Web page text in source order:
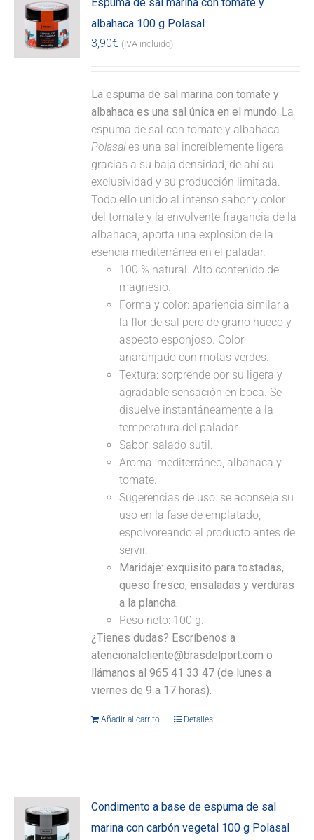
Espuma de sal marina con tomate y
albahaca 100 g Polasal
3,90€ (IVA incluido)
La espuma de sal marina con tomate y
albahaca es una sal única en el mundo. La
espuma de sal con tomate y albahaca
Polasales una sal increíblemente ligera
gracias a su baja densidad, de ahí su
exclusividad y su producción limitada.
Todo ello unido al intenso sabor y color
del tomate y la envolvente fragancia de la
albahaca, aporta una explosión de la
esencia mediterránea en el paladar.
100 % natural. Alto contenido de
magnesio.
Forma y color: apariencia similar a
la flor de sal pero de grano hueco y
aspecto esponjoso. Color
anaranjado con motas verdes.
Textura: sorprende por su ligera y
agradable sensación en boca. Se
disuelve instantáneamente a la
temperatura del paladar.
Sabor: salado sutil.
Aroma: mediterráneo, albahaca y
tomate.
Sugerencias de uso: se aconseja su
uso en la fase de emplatado,
espolvoreando el producto antes de
servir.
Maridaje: exquisito para tostadas,
queso fresco, ensaladas y verduras
a la plancha.
Peso neto: 100 g.
¿Tienes dudas? Escríbenos a
atencionalcliente@brasdelport.com o
llámanos al 965 41 33 47 (de lunes a
viernes de 9 a 17 horas).
Añadir al carrito Detalles
Condimento a base de espuma de sal
marina con carbón vegetal 100 g Polasal